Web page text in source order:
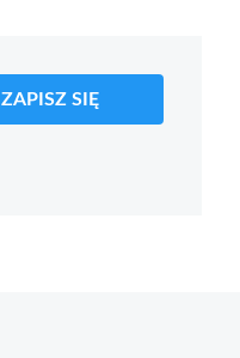
ZAPISZ SIĘ